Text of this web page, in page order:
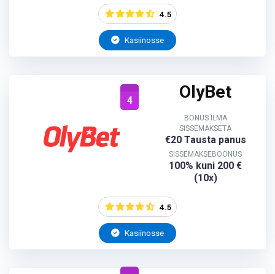
4.5
Kasiinosse
4 OlyBet
BONUS ILMA
SISSEMAKSETA
€20 Tausta panus
SISSEMAKSEBOONUS
100% kuni 200 €
(10x)
4.5
Kasiinosse